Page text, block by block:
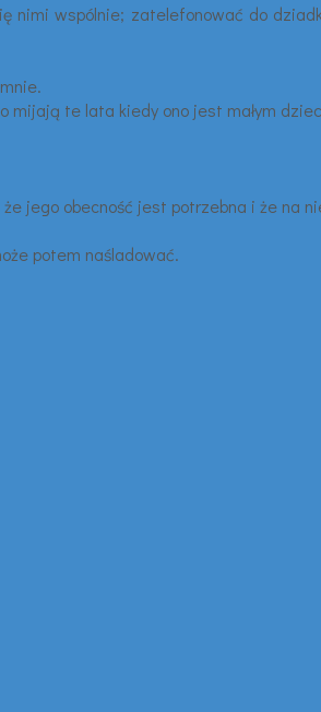
wspólnie; zatelefonować do
mijają te lata kiedy ono jest małym
jego obecność jest potrzebna i że na
potem naśladować.